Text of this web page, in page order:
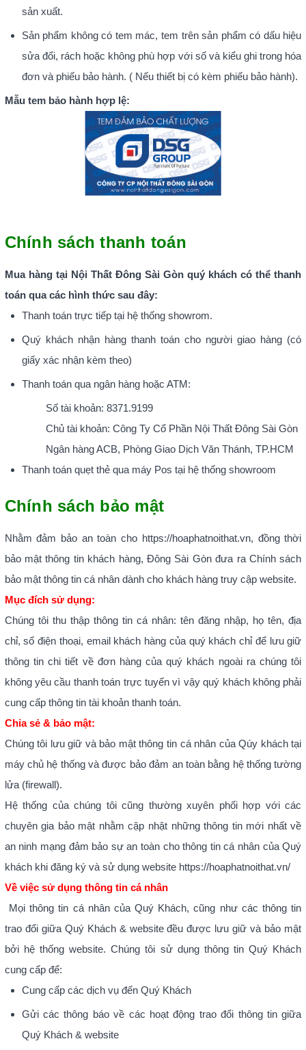
sản xuất.
Sản phẩm không có tem mác, tem trên sản phẩm có dấu hiệu
sửa đổi, rách hoặc không phù hợp với số và kiểu ghi trong hóa
đơn và phiếu bảo hành. ( Nếu thiết bị có kèm phiếu bảo hành).
Mẫu tem bảo hành hợp lệ:
Chính sách thanh toán
Mua hàng tại Nội Thất Đông Sài Gòn quý khách có thể thanh
toán qua các hình thức sau đây:
Thanh toán trực tiếp tại hệ thống showrom.
Quý khách nhận hàng thanh toán cho người giao hàng (có
giấy xác nhận kèm theo)
Thanh toán qua ngân hàng hoặc ATM:
Số tài khoản: 8371.9199
Chủ tài khoản: Công Ty Cổ Phần Nội Thất Đông Sài Gòn
Ngân hàng ACB, Phòng Giao Dịch Văn Thánh, TP.HCM
Thanh toán quẹt thẻ qua máy Pos tại hệ thống showroom
Chính sách bảo mật
Nhằm đảm bảo an toàn cho https://hoaphatnoithat.vn, đồng thời
bảo mật thông tin khách hàng, Đông Sài Gòn đưa ra Chính sách
bảo mật thông tin cá nhân dành cho khách hàng truy cập website.
Mục đích sử dụng:
Chúng tôi thu thập thông tin cá nhân: tên đăng nhập, họ tên, địa
chỉ, số điện thoại, email khách hàng của quý khách chỉ để lưu giữ
thông tin chi tiết về đơn hàng của quý khách ngoài ra chúng tôi
không yêu cầu thanh toán trực tuyến vì vậy quý khách không phải
cung cấp thông tin tài khoản thanh toán.
Chia sẻ & bảo mật:
Chúng tôi lưu giữ và bảo mật thông tin cá nhân của Qúy khách tại
máy chủ hệ thống và được bảo đảm an toàn bằng hệ thống tường
lửa (firewall).
Hệ thống của chúng tôi cũng thường xuyên phối hợp với các
chuyên gia bảo mật nhằm cập nhật những thông tin mới nhất về
an ninh mạng đảm bảo sự an toàn cho thông tin cá nhân của Quý
khách khi đăng ký và sử dụng website https://hoaphatnoithat.vn/
Về việc sử dụng thông tin cá nhân
Mọi thông tin cá nhân của Quý Khách, cũng như các thông tin
trao đổi giữa Quý Khách & website đều được lưu giữ và bảo mật
bởi hệ thống website. Chúng tôi sử dụng thông tin Quý Khách
cung cấp để:
Cung cấp các dịch vụ đến Quý Khách
Gửi các thông báo về các hoạt động trao đổi thông tin giữa
Quý Khách & website